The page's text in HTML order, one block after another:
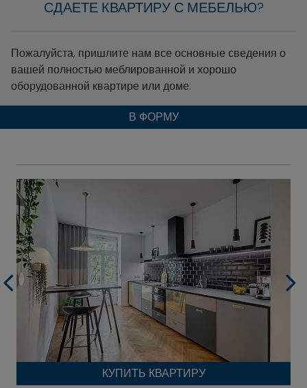
СДАЕТЕ КВАРТИРУ С МЕБЕЛЬЮ?
Пожалуйста, пришлите нам все основные сведения о
вашей полностью меблированной и хорошо
оборудованной квартире или доме.
В ФОРМУ
КУПИТЬ КВАРТИРУ